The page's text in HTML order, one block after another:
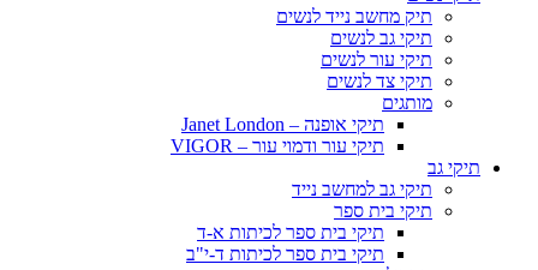
תיק מחשב נייד לנשים
תיקי גב לנשים
תיקי עור לנשים
תיקי צד לנשים
מותגים
תיקי אופנה – Janet London
תיקי עור ודמוי עור – VIGOR
תיקי גב
תיקי גב למחשב נייד
תיקי בית ספר
תיקי בית ספר לכיתות א-ד
תיקי בית ספר לכיתות ד-י"ב